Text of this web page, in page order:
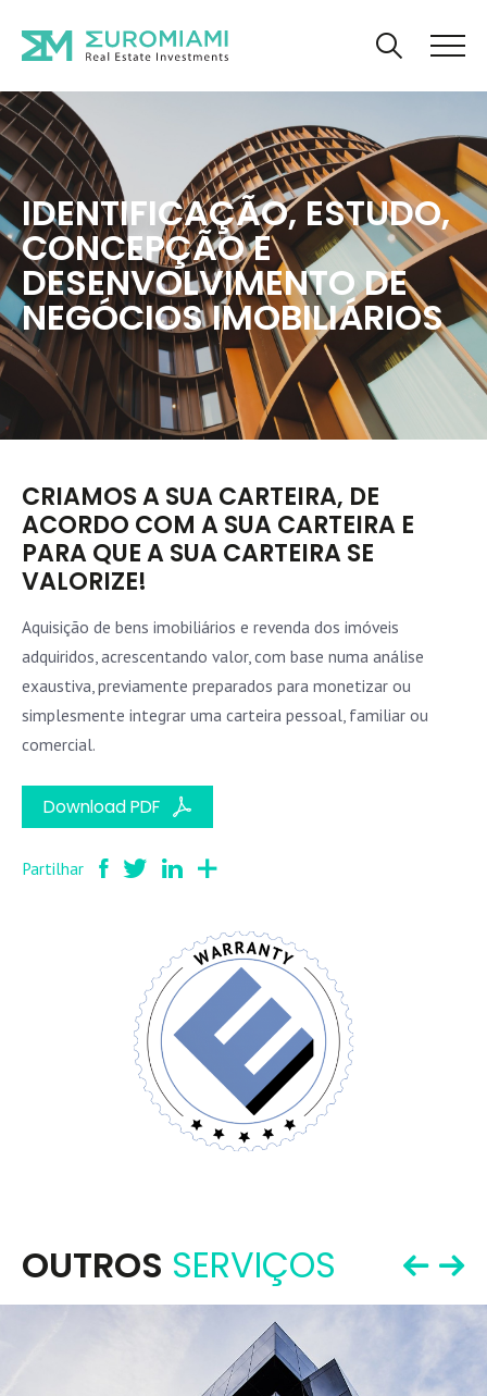
IDENTIFICAÇÃO, ESTUDO,
CONCEPÇÃO E
DESENVOLVIMENTO DE
NEGÓCIOS IMOBILIÁRIOS
CRIAMOS A SUA CARTEIRA, DE
ACORDO COM A SUA CARTEIRA E
PARA QUE A SUA CARTEIRA SE
VALORIZE!
Aquisição de bens imobiliários e revenda dos imóveis
adquiridos, acrescentando valor, com base numa análise
exaustiva, previamente preparados para monetizar ou
simplesmente integrar uma carteira pessoal, familiar ou
comercial.
Download PDF
Partilhar
OUTROS SERVIÇOS